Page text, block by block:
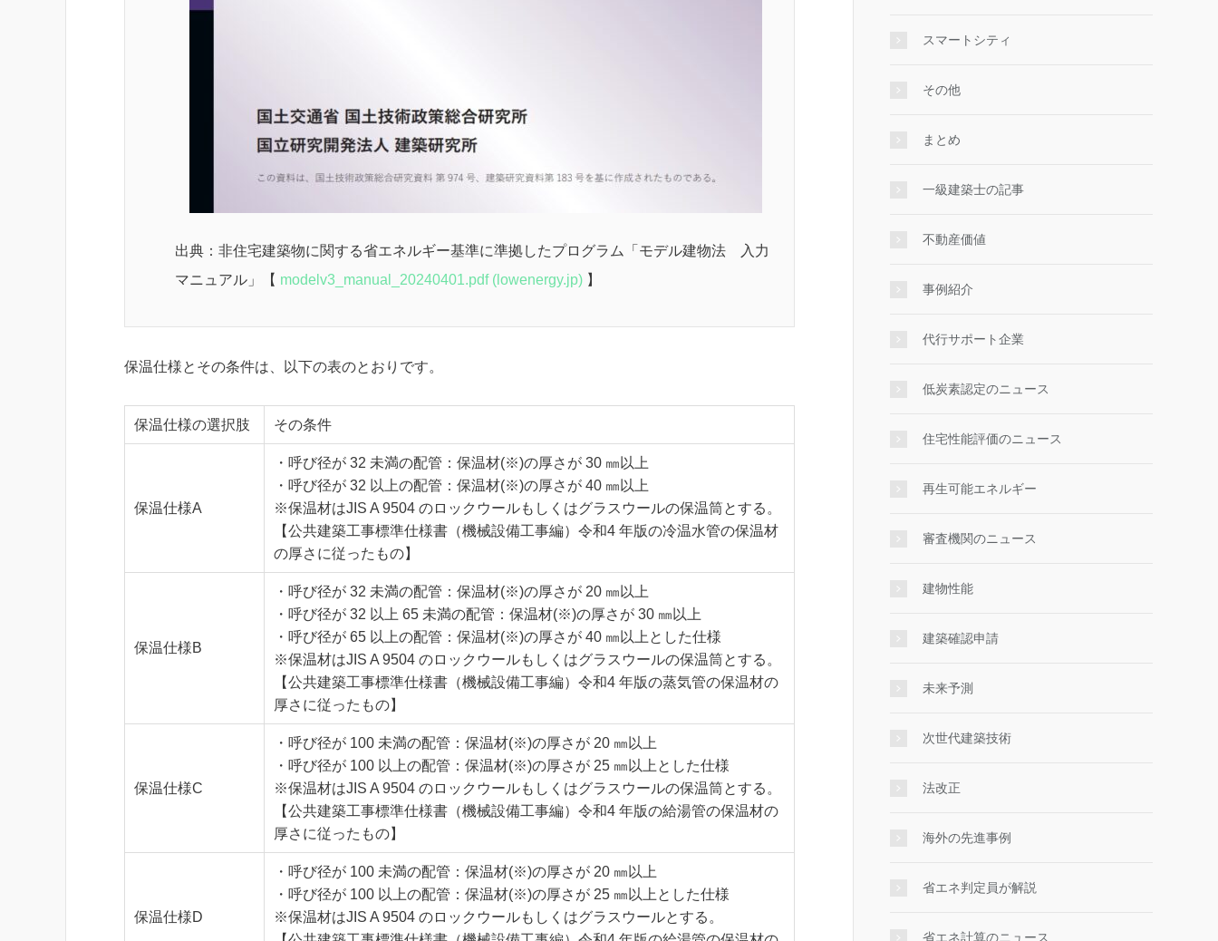
出典：非住宅建築物に関する省エネルギー基準に準拠したプログラム「モデル建物法 入力
マニュアル」【 modelv3_manual_20240401.pdf (lowenergy.jp) 】
保温仕様とその条件は、以下の表のとおりです。
保温仕様の選択肢 その条件
保温仕様A
・呼び径が 32 未満の配管：保温材(※)の厚さが 30 ㎜以上
・呼び径が 32 以上の配管：保温材(※)の厚さが 40 ㎜以上
※保温材はJIS A 9504 のロックウールもしくはグラスウールの保温筒とする。
【公共建築工事標準仕様書（機械設備工事編）令和4 年版の冷温水管の保温材
の厚さに従ったもの】
保温仕様B
・呼び径が 32 未満の配管：保温材(※)の厚さが 20 ㎜以上
・呼び径が 32 以上 65 未満の配管：保温材(※)の厚さが 30 ㎜以上
・呼び径が 65 以上の配管：保温材(※)の厚さが 40 ㎜以上とした仕様
※保温材はJIS A 9504 のロックウールもしくはグラスウールの保温筒とする。
【公共建築工事標準仕様書（機械設備工事編）令和4 年版の蒸気管の保温材の
厚さに従ったもの】
保温仕様C
・呼び径が 100 未満の配管：保温材(※)の厚さが 20 ㎜以上
・呼び径が 100 以上の配管：保温材(※)の厚さが 25 ㎜以上とした仕様
※保温材はJIS A 9504 のロックウールもしくはグラスウールの保温筒とする。
【公共建築工事標準仕様書（機械設備工事編）令和4 年版の給湯管の保温材の
厚さに従ったもの】
保温仕様D
・呼び径が 100 未満の配管：保温材(※)の厚さが 20 ㎜以上
・呼び径が 100 以上の配管：保温材(※)の厚さが 25 ㎜以上とした仕様
※保温材はJIS A 9504 のロックウールもしくはグラスウールとする。
スマートシティ
その他
まとめ
一級建築士の記事
不動産価値
事例紹介
代行サポート企業
低炭素認定のニュース
住宅性能評価のニュース
再生可能エネルギー
審査機関のニュース
建物性能
建築確認申請
未来予測
次世代建築技術
法改正
海外の先進事例
省エネ判定員が解説
省エネ計算のニュース